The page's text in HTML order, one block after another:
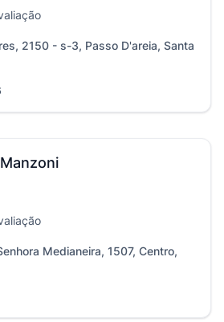
2150 - s-3, Passo D'areia, Santa
Medianeira, 1507, Centro,